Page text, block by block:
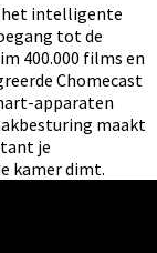
het intelligente
tot de
400.000 films en
Chomecast
apparaten
maakt
je
kamer dimt.